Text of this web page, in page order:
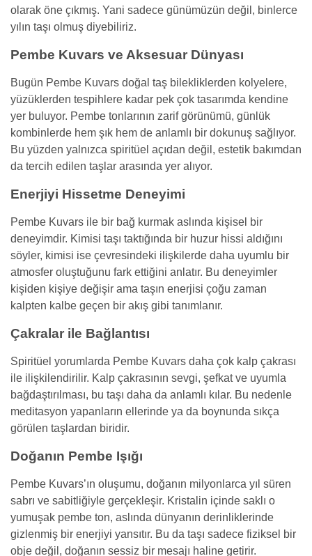
olarak öne çıkmış. Yani sadece günümüzün değil, binlerce
yılın taşı olmuş diyebiliriz.
Pembe Kuvars ve Aksesuar Dünyası
Bugün Pembe Kuvars doğal taş bilekliklerden kolyelere,
yüzüklerden tespihlere kadar pek çok tasarımda kendine
yer buluyor. Pembe tonlarının zarif görünümü, günlük
kombinlerde hem şık hem de anlamlı bir dokunuş sağlıyor.
Bu yüzden yalnızca spiritüel açıdan değil, estetik bakımdan
da tercih edilen taşlar arasında yer alıyor.
Enerjiyi Hissetme Deneyimi
Pembe Kuvars ile bir bağ kurmak aslında kişisel bir
deneyimdir. Kimisi taşı taktığında bir huzur hissi aldığını
söyler, kimisi ise çevresindeki ilişkilerde daha uyumlu bir
atmosfer oluştuğunu fark ettiğini anlatır. Bu deneyimler
kişiden kişiye değişir ama taşın enerjisi çoğu zaman
kalpten kalbe geçen bir akış gibi tanımlanır.
Çakralar ile Bağlantısı
Spiritüel yorumlarda Pembe Kuvars daha çok kalp çakrası
ile ilişkilendirilir. Kalp çakrasının sevgi, şefkat ve uyumla
bağdaştırılması, bu taşı daha da anlamlı kılar. Bu nedenle
meditasyon yapanların ellerinde ya da boynunda sıkça
görülen taşlardan biridir.
Doğanın Pembe Işığı
Pembe Kuvars’ın oluşumu, doğanın milyonlarca yıl süren
sabrı ve sabitliğiyle gerçekleşir. Kristalin içinde saklı o
yumuşak pembe ton, aslında dünyanın derinliklerinde
gizlenmiş bir enerjiyi yansıtır. Bu da taşı sadece fiziksel bir
obje değil, doğanın sessiz bir mesajı haline getirir.